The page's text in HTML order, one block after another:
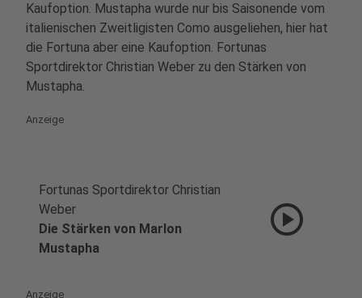
Kaufoption. Mustapha wurde nur bis Saisonende vom
italienischen Zweitligisten Como ausgeliehen, hier hat
die Fortuna aber eine Kaufoption. Fortunas
Sportdirektor Christian Weber zu den Stärken von
Mustapha.
Anzeige
Fortunas Sportdirektor Christian
Weber
Die Stärken von Marlon
Mustapha
play_circle
Anzeige